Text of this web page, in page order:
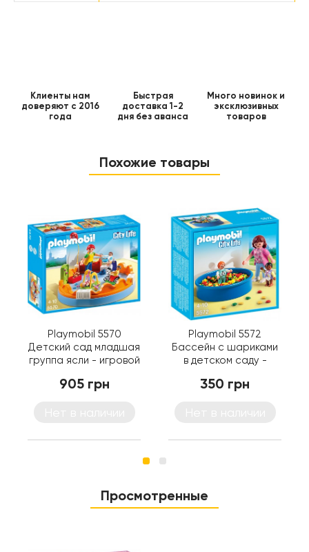
Клиенты нам
доверяют с 2016
года
Быстрая
доставка 1-2
дня без аванса
Много новинок и
эксклюзивных
товаров
Похожие товары
Playmobil 5570
Детский сад младшая
группа ясли - игровой
905 грн
Playmobil 5572
Бассейн с шариками
в детском саду -
Плеймобил
350 грн
Просмотренные